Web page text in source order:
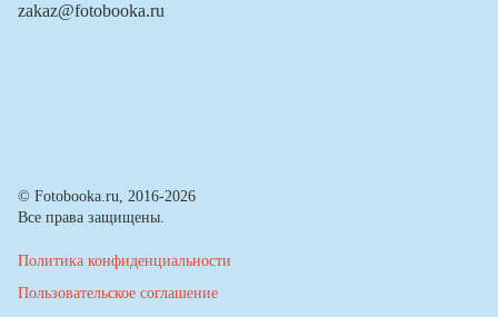
zakaz@fotobooka.ru
© Fotobooka.ru, 2016-2026
Все права защищены.
Политика конфиденциальности
Пользовательское соглашение